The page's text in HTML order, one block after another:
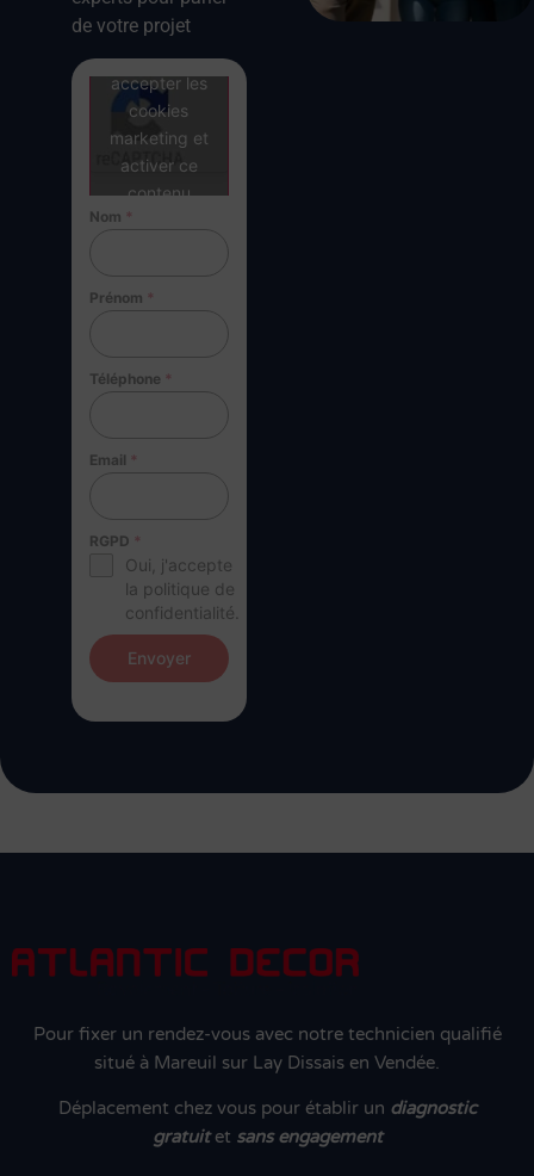
de votre projet
Cliquez pour
accepter les
cookies
marketing et
activer ce
contenu
Nom *
Prénom *
Téléphone *
Email *
RGPD *
Oui, j'accepte
la politique de
confidentialité.
Envoyer
Pour fixer un rendez-vous avec notre technicien qualifié
situé à Mareuil sur Lay Dissais en Vendée.
Déplacement chez vous pour établir un diagnostic
gratuitet sans engagement